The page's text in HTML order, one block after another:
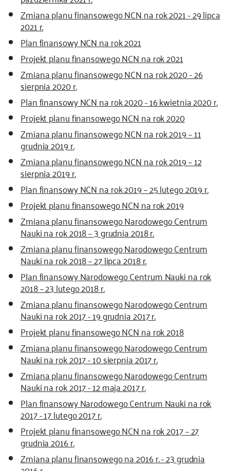
Zmiana planu finansowego NCN na rok 2021 - 29 lipca
2021 r.
Plan finansowy NCN na rok 2021
Projekt planu finansowego NCN na rok 2021
Zmiana planu finansowego NCN na rok 2020 - 26
sierpnia 2020 r.
Plan finansowy NCN na rok 2020 - 16 kwietnia 2020 r.
Projekt planu finansowego NCN na rok 2020
Zmiana planu finansowego NCN na rok 2019 – 11
grudnia 2019 r.
Zmiana planu finansowego NCN na rok 2019 – 12
sierpnia 2019 r.
Plan finansowy NCN na rok 2019 – 25 lutego 2019 r.
Projekt planu finansowego NCN na rok 2019
Zmiana planu finansowego Narodowego Centrum
Nauki na rok 2018 – 3 grudnia 2018 r.
Zmiana planu finansowego Narodowego Centrum
Nauki na rok 2018 – 27 lipca 2018 r.
Plan finansowy Narodowego Centrum Nauki na rok
2018 – 23 lutego 2018 r.
Zmiana planu finansowego Narodowego Centrum
Nauki na rok 2017 - 19 grudnia 2017 r.
Projekt planu finansowego NCN na rok 2018
Zmiana planu finansowego Narodowego Centrum
Nauki na rok 2017 - 10 sierpnia 2017 r.
Zmiana planu finansowego Narodowego Centrum
Nauki na rok 2017 - 12 maja 2017 r.
Plan finansowy Narodowego Centrum Nauki na rok
2017 - 17 lutego 2017 r.
Projekt planu finansowego NCN na rok 2017 – 27
grudnia 2016 r.
Zmiana planu finansowego na 2016 r. - 23 grudnia